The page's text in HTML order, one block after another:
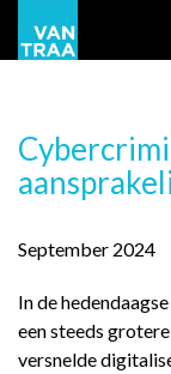
September 2024
In de
een steeds
versnelde